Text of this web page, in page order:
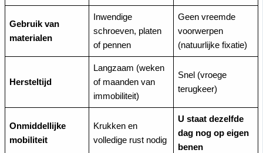
Gebruik van
materialen
Inwendige
schroeven, platen
of pennen
Geen vreemde
voorwerpen
(natuurlijke fixatie)
Hersteltijd
Langzaam (weken
of maanden van
immobiliteit)
Snel (vroege
terugkeer)
Onmiddellijke
mobiliteit
Krukken en
volledige rust nodig
U staat dezelfde
dag nog op eigen
benen